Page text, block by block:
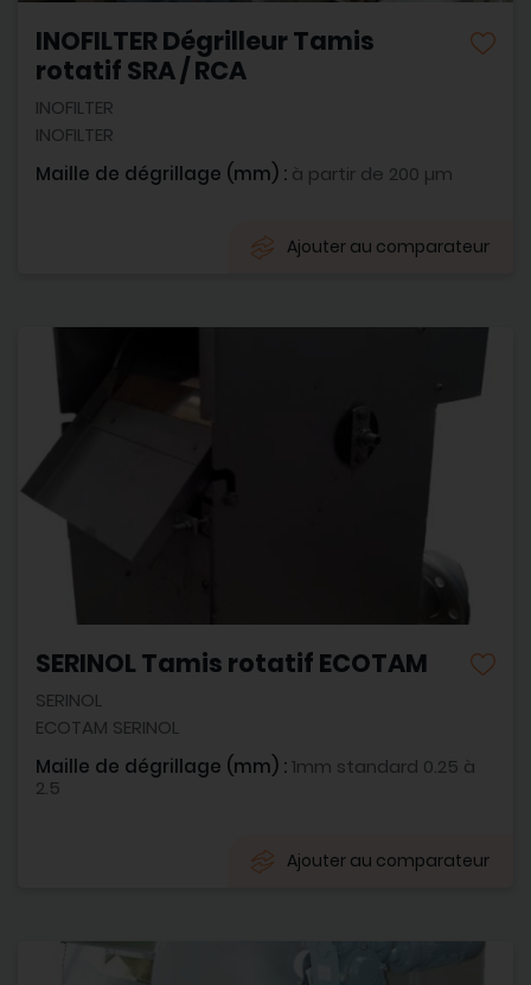
INOFILTER Dégrilleur Tamis
rotatif SRA / RCA
INOFILTER
INOFILTER
Maille de dégrillage (mm) : à partir de 200 µm
Ajouter au comparateur
SERINOL Tamis rotatif ECOTAM
SERINOL
ECOTAM SERINOL
Maille de dégrillage (mm) :1mm standard 0.25 à
2.5
Ajouter au comparateur